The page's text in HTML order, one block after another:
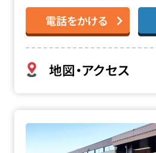
電話をかける
地図・アクセス